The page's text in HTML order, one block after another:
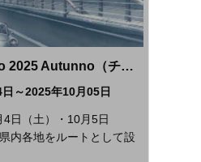
Vecchio Bambino 2025 Autunno（チャリティー・クラシックカーラリー ベッキオ・バンビーノ2025秋季大会）
～2025年10月05日
4日（土）・10月5日
内各地をルートとして設